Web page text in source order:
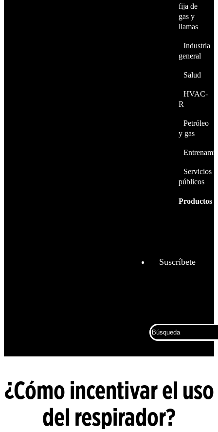
fija de
gas y
llamas
Industria
general
Salud
HVAC-
R
Petróleo
y gas
Servicios
públicos
Productos
contra
Detección
fija de
Suscríbete
Búsqueda
¿Cómo incentivar el uso
del respirador?